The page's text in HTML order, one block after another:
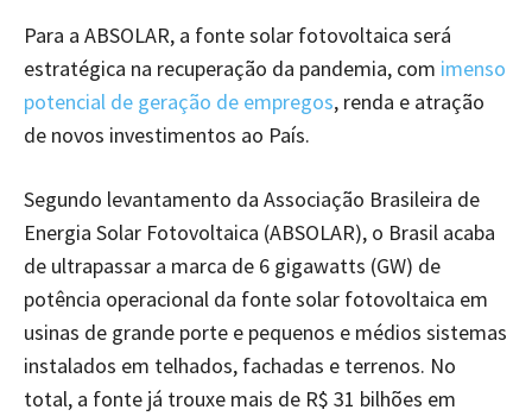
Para a ABSOLAR, a fonte solar fotovoltaica será
estratégica na recuperação da pandemia, com imenso
potencial de geração de empregos, renda e atração
de novos investimentos ao País.
Segundo levantamento da Associação Brasileira de
Energia Solar Fotovoltaica (ABSOLAR), o Brasil acaba
de ultrapassar a marca de 6 gigawatts (GW) de
potência operacional da fonte solar fotovoltaica em
usinas de grande porte e pequenos e médios sistemas
instalados em telhados, fachadas e terrenos. No
total, a fonte já trouxe mais de R$ 31 bilhões em